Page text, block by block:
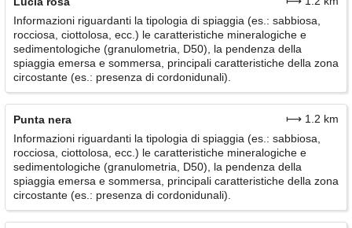
Informazioni riguardanti la tipologia di spiaggia (es.: sabbiosa,
rocciosa, ciottolosa, ecc.) le caratteristiche mineralogiche e
sedimentologiche (granulometria, D50), la pendenza della
spiaggia emersa e sommersa, principali caratteristiche della zona
circostante (es.: presenza di cordonidunali).
Punta nera
⟼ 1.2 km
Informazioni riguardanti la tipologia di spiaggia (es.: sabbiosa,
rocciosa, ciottolosa, ecc.) le caratteristiche mineralogiche e
sedimentologiche (granulometria, D50), la pendenza della
spiaggia emersa e sommersa, principali caratteristiche della zona
circostante (es.: presenza di cordonidunali).